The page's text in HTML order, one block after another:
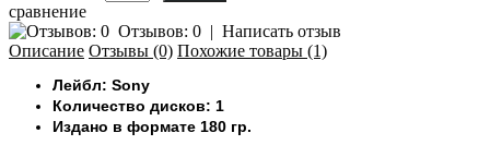
сравнение
Отзывов: 0 | Написать отзыв
Описание Отзывы (0) Похожие товары (1)
Лейбл: Sony
Количество дисков: 1
Издано в формате 180 гр.